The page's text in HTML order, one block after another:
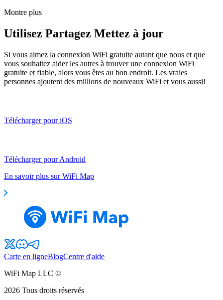
Montre plus
Utilisez Partagez Mettez à jour
Si vous aimez la connexion WiFi gratuite autant que nous et que
vous souhaitez aider les autres à trouver une connexion WiFi
gratuite et fiable, alors vous êtes au bon endroit. Les vraies
personnes ajoutent des millions de nouveaux WiFi et vous aussi!
Télécharger pour iOS
Télécharger pour Android
En savoir plus sur WiFi Map
Carte en ligneBlogCentre d'aide
WiFi Map LLC ©
2026 Tous droits réservés